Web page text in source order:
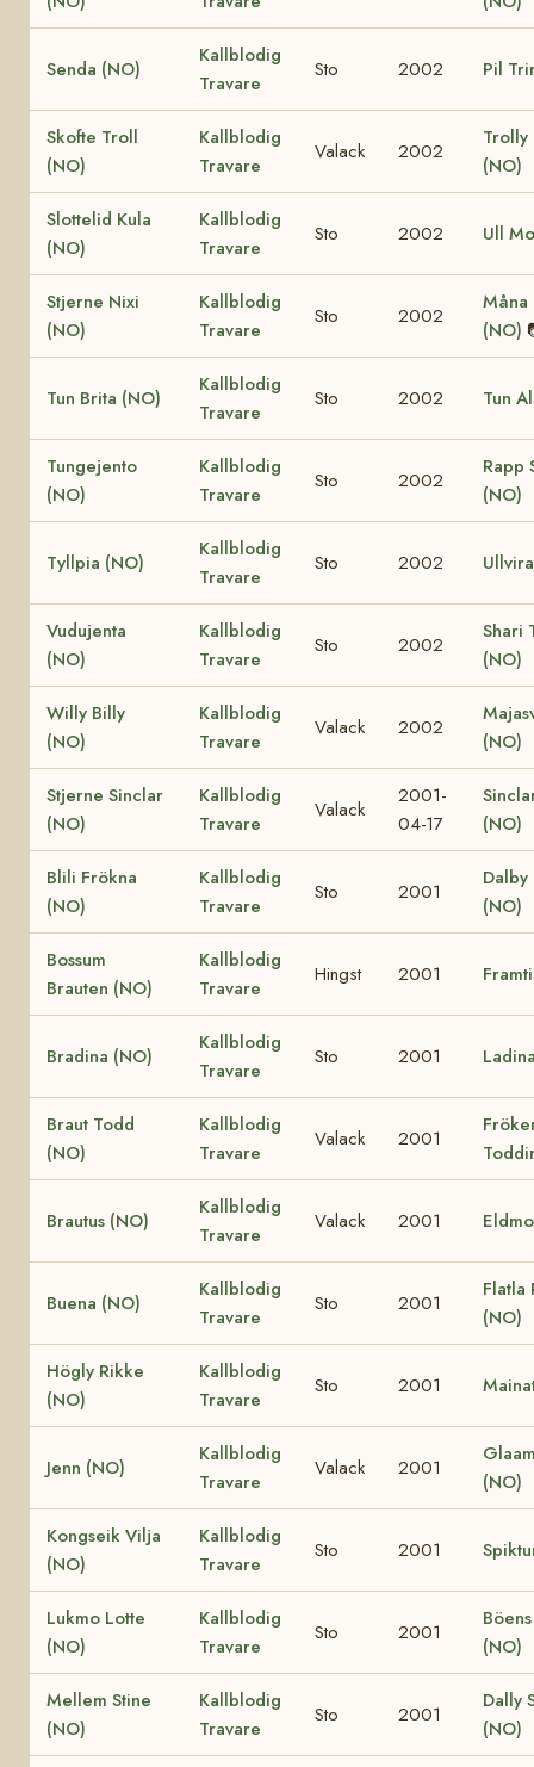
Senda (NO)
Kallblodig
Travare
Sto 2002 Pil
Skofte Troll
(NO)
Kallblodig
Travare
Valack 2002
Trolly
(NO)
Slottelid Kula
(NO)
Kallblodig
Travare
Sto 2002 Ull
Stjerne Nixi
(NO)
Kallblodig
Travare
Sto 2002
Måna
(NO)
Tun Brita (NO)
Kallblodig
Travare
Sto 2002 Tun
Tungejento
(NO)
Kallblodig
Travare
Sto 2002
Rapp
(NO)
Tyllpia (NO)
Kallblodig
Travare
Sto 2002
Vudujenta
(NO)
Kallblodig
Travare
Sto 2002
Shari
(NO)
Willy Billy
(NO)
Kallblodig
Travare
Valack 2002
(NO)
Stjerne Sinclar
(NO)
Kallblodig
Travare
Valack
2001-
04-17
(NO)
Blili Frökna
(NO)
Kallblodig
Travare
Sto 2001
Dalby
(NO)
Bossum
Brauten (NO)
Kallblodig
Travare
Hingst 2001
Bradina (NO)
Kallblodig
Travare
Sto 2001
Braut Todd
(NO)
Kallblodig
Travare
Valack 2001
Brautus (NO)
Kallblodig
Travare
Valack 2001
Buena (NO)
Kallblodig
Travare
Sto 2001
Flatla
(NO)
Högly Rikke
(NO)
Kallblodig
Travare
Sto 2001
Jenn (NO)
Kallblodig
Travare
Valack 2001
(NO)
Kongseik Vilja
(NO)
Kallblodig
Travare
Sto 2001
Lukmo Lotte
(NO)
Kallblodig
Travare
Sto 2001
(NO)
Mellem Stine
(NO)
Kallblodig
Travare
Sto 2001
Dally
(NO)